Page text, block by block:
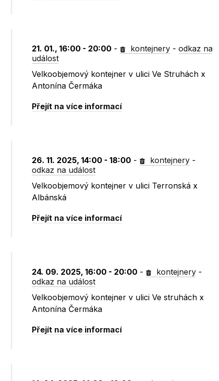
21. 01., 16:00 - 20:00 - kontejnery -odkaz na
událost
Velkoobjemový kontejner v ulici Ve Struhách x
Antonína Čermáka
Přejít na více informací
26. 11. 2025, 14:00 - 18:00 - kontejnery -
odkaz na událost
Velkoobjemový kontejner v ulici Terronská x
Albánská
Přejít na více informací
24. 09. 2025, 16:00 - 20:00 - kontejnery -
odkaz na událost
Velkoobjemový kontejner v ulici Ve struhách x
Antonína Čermáka
Přejít na více informací